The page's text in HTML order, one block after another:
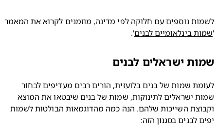
לשמות נוספים עם חלוקה לפי מדינה, מוזמנים לקרוא את המאמר
בינלאומיים לבנים'.
ישראלים לבנים
לעומת שמות של בנים בלועזית, הורים רבים מעדיפים לבחור
שמות ישראלים לתינוקות, שמות של בנים שיבטאו את המוצא
וקבוצת השייכות שלהם. הנה כמה מהדוגמאות הבולטות לשמות
לבנים בסגנון הזה: